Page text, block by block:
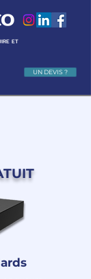
ET
UN DEVIS ?